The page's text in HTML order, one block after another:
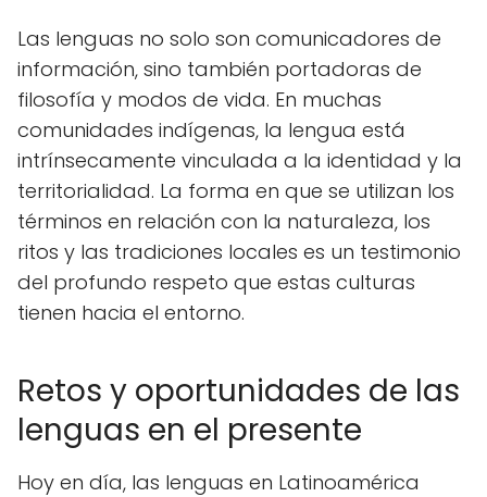
Las lenguas no solo son comunicadores de
información, sino también portadoras de
filosofía y modos de vida. En muchas
comunidades indígenas, la lengua está
intrínsecamente vinculada a la identidad y la
territorialidad. La forma en que se utilizan los
términos en relación con la naturaleza, los
ritos y las tradiciones locales es un testimonio
del profundo respeto que estas culturas
tienen hacia el entorno.
Retos y oportunidades de las
lenguas en el presente
Hoy en día, las lenguas en Latinoamérica